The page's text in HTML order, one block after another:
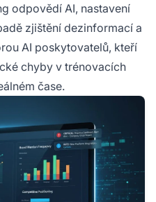
odpovědí AI, nastavení
zjištění dezinformací a
AI poskytovatelů, kteří
chyby v trénovacích
čase.